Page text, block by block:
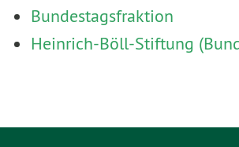
Bundestagsfraktion
Heinrich-Böll-Stiftung